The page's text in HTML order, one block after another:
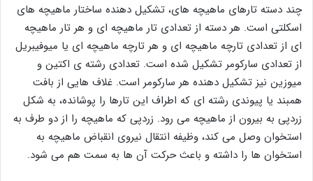
چند دسته تارهای ماهیچه های، تشکیل دهنده ساختار ماهیچه های
اسکلتی است. هر دسته از تعدادی تار ماهیچه ای و هر تار ماهیچه
ای از تعدادی تارچه ماهیچه ای و هر تارچه ماهیچه ای یا میوفیبریل
از تعدادی سارکومر تشکیل شده است. تعدادی رشته ی اکتین و
میوزین نیز تشکیل دهنده هر سارکومر است. غلاف هایی از بافت
همبند یا پیوندی رشته ای که اطراف این تارها را پوشانده، به شکل
زردپی به بیرون از ماهیچه می رود. زردپی که ماهیچه را از دو طرف به
استخوان وصل می کند، وظیفه انتقال نیروی انقباض ماهیچه به
استخوان ها را داشته و باعث حرکت آن ها به سمت هم می شود.